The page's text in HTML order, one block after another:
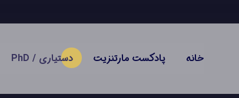
خانه پادکست مارتنزیت دستیاری / PhD